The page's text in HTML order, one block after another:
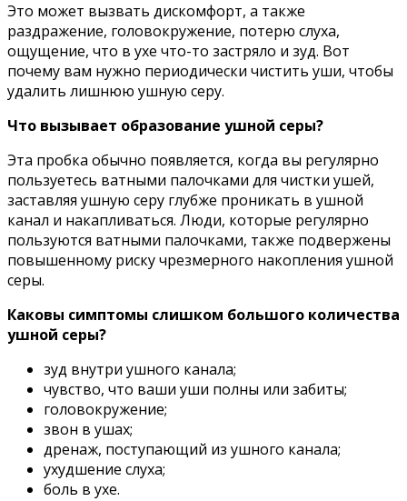
Это может вызвать дискомфорт, а также
раздражение, головокружение, потерю слуха,
ощущение, что в ухе что-то застряло и зуд. Вот
почему вам нужно периодически чистить уши, чтобы
удалить лишнюю ушную серу.
Что вызывает образование ушной серы?
Эта пробка обычно появляется, когда вы регулярно
пользуетесь ватными палочками для чистки ушей,
заставляя ушную серу глубже проникать в ушной
канал и накапливаться. Люди, которые регулярно
пользуются ватными палочками, также подвержены
повышенному риску чрезмерного накопления ушной
серы.
Каковы симптомы слишком большого количества
ушной серы?
зуд внутри ушного канала;
чувство, что ваши уши полны или забиты;
головокружение;
звон в ушах;
дренаж, поступающий из ушного канала;
ухудшение слуха;
боль в ухе.